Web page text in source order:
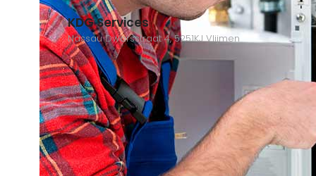
KDG Services
Nassau Dwarsstraat 4, 5251KJ Vlijmen